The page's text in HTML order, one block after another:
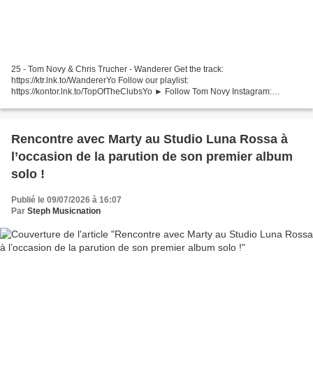
25 - Tom Novy & Chris Trucher - Wanderer Get the track:
https://ktr.lnk.to/WandererYo Follow our playlist:
https://kontor.lnk.to/TopOfTheClubsYo ► Follow Tom Novy Instagram:
Clubbmaster...
Rencontre avec Marty au Studio Luna Rossa à
l’occasion de la parution de son premier album
solo !
Publié le 09/07/2026 à 16:07
Par Steph Musicnation